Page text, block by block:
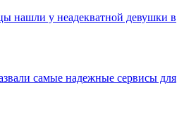
нашли у неадекватной девушки в
самые надежные сервисы для